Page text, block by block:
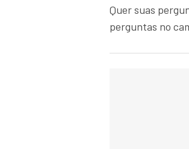
Quer suas
perguntas no